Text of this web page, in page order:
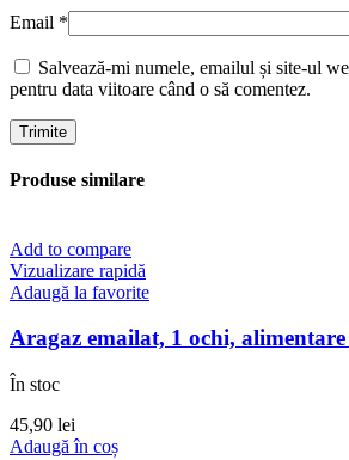
Email *
Salvează-mi numele, emailul și site-ul
pentru data viitoare când o să comentez.
Produse similare
Add to compare
Vizualizare rapidă
Adaugă la favorite
Aragaz emailat, 1 ochi,
În stoc
45,90 lei
Adaugă în coș